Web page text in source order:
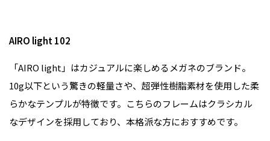
AIRO light 102
「AIRO light」はカジュアルに楽しめるメガネのブランド。
10g以下という驚きの軽量さや、超弾性樹脂素材を使用した柔
らかなテンプルが特徴です。こちらのフレームはクラシカル
なデザインを採用しており、本格派な方におすすめです。